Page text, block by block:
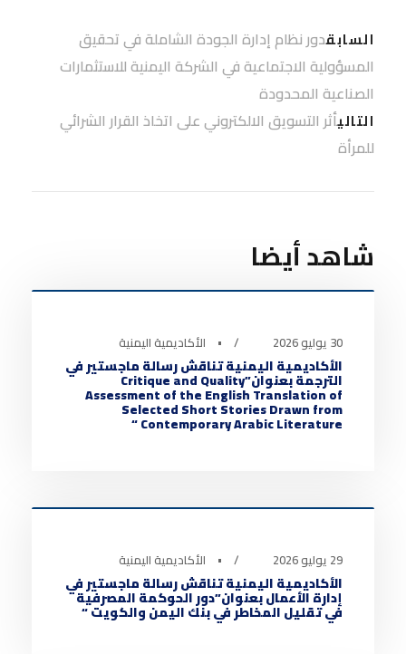
السابقدور نظام إدارة الجودة الشاملة في تحقيق
المسؤولية الاجتماعية في الشركة اليمنية للاستثمارات
الصناعية المحدودة
التاليأثر التسويق الالكتروني على اتخاذ القرار الشرائي
للمرأة
شاهد أيضا
أخبار الأكاديمية
30 يوليو 2026 • الأكاديمية اليمنية
الأكاديمية اليمنية تناقش رسالة ماجستير في
الترجمة بعنوان”Critique and Quality
Assessment of the English Translation of
Selected Short Stories Drawn from
Contemporary Arabic Literature “
29 يوليو 2026 • الأكاديمية اليمنية
الأكاديمية اليمنية تناقش رسالة ماجستير في
إدارة الأعمال بعنوان”دور الحوكمة المصرفية
في تقليل المخاطر في بنك اليمن والكويت “